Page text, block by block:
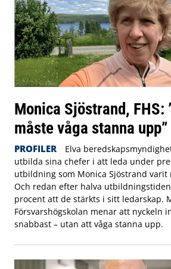
Monica Sjöstrand, FHS:
måste våga stanna upp”
PROFILER
Elva
utbilda sina chefer i att leda under
utbildning som Monica Sjöstrand varit
Och redan efter halva
procent att de stärkts i sitt ledarskap.
Försvarshögskolan menar att nyckeln
snabbast – utan att våga stanna upp.